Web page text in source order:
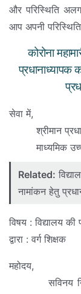
और परिस्थिति
आप अपनी
कोरोना
प्रधानाध्यापक
सेवा में,
श्रीमान
माध्यमिक उच्च
Related:
नामांकन हेतु
विषय : विद्यालय
द्वारा : वर्ग शिक्षक
महोदय,
सविनय